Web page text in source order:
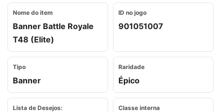
Nome do item
Banner Battle Royale
T48 (Elite)
ID no jogo
901051007
Tipo
Banner
Raridade
Épico
Lista de Desejos: Classe interna